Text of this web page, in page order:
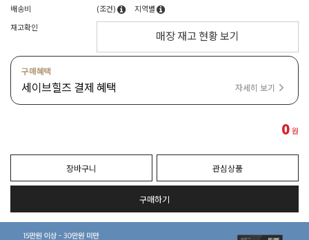
배송비
(조건)
지역별
재고확인
매장 재고 현황 보기
구매혜택
세이브힐즈 결제 혜택 자세히 보기
0원
장바구니 관심상품
구매하기